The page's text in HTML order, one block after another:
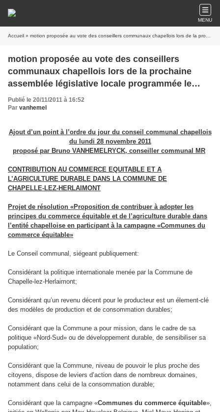
MENU
Accueil » motion proposée au vote des conseillers communaux chapellois lors de la prochaine assemblée législative locale programmée le 28.11.2011
motion proposée au vote des conseillers
communaux chapellois lors de la prochaine
assemblée législative locale programmée le
28.11.2011
Publié le 20/11/2011 à 16:52
Par vanhemel
Ajout d’un point à l’ordre du jour du conseil communal chapellois
du lundi 28 novembre 2011
proposé par Bruno VANHEMELRYCK, conseiller communal MR
CONTRIBUTION AU COMMERCE EQUITABLE ET A
L’AGRICULTURE DURABLE DANS LA COMMUNE DE
CHAPELLE‑LEZ‑HERLAIMONT
Projet de résolution «Proposition de contribuer à adopter les
principes du commerce équitable et de l’agriculture durable dans
l’entité chapelloise en participant à la campagne «Communes du
commerce équitable»
Le Conseil communal, siégeant publiquement:
Considérant la politique internationale menée par la Commune de
Chapelle‑lez‑Herlaimont;
Considérant qu’un revenu décent pour le producteur est un élement-clé
des modèles de production et de consommation durables;
Considérant que la Commune a pour mission, dans le cadre de sa
politique «Nord‑Sud» ou de développement durable, de sensibiliser sa
population;
Considérant que la Commune, niveau de pouvoir le plus proche des
citoyens, dispose de leviers d’action dans de nombreux domaines,
notamment dans celui de la consommation durable;
Considérant que la campagne «Communes du commerce équitable»,